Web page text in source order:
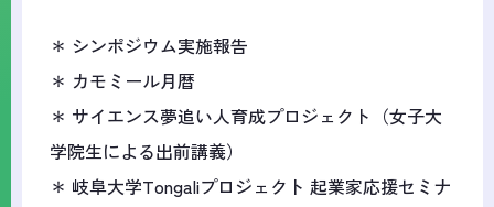
＊ シンポジウム実施報告
＊ カモミール月暦
＊ サイエンス夢追い人育成プロジェクト（女子大
学院生による出前講義）
＊ 岐阜大学Tongaliプロジェクト 起業家応援セミナ